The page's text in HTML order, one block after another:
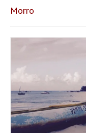
Mittelmeer 2010-2013
Bordbibliothek
Morro